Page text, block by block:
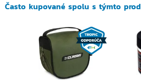
Často kupované spolu s týmto